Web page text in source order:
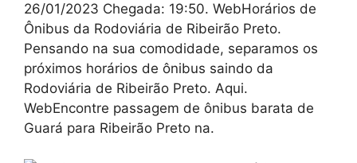
26/01/2023 Chegada: 19:50. WebHorários de
Ônibus da Rodoviária de Ribeirão Preto.
Pensando na sua comodidade, separamos os
próximos horários de ônibus saindo da
Rodoviária de Ribeirão Preto. Aqui.
WebEncontre passagem de ônibus barata de
Guará para Ribeirão Preto na.